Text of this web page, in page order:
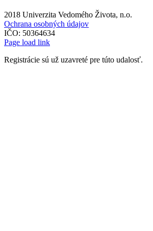
2018 Univerzita Vedomého Života, n.o.
Ochrana osobných údajov
IČO: 50364634
Page load link
Registrácie sú už uzavreté pre túto udalosť.